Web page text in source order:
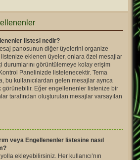
listesi nedir?
panosunun diğer üyelerini organize
eklenen üyeler, onlara özel mesajlar
durumlarını görüntülemeye kolay erişim
Panelinizde listelenecektir. Tema
bu kullanıcılardan gelen mesajlar ayrıca
görünebilir. Eğer engellenenler listenize bir
tarafından oluşturulan mesajlar varsayılan
veya Engellenenler listesine nasıl
ekleyebilirsiniz. Her kullanıcı’nın